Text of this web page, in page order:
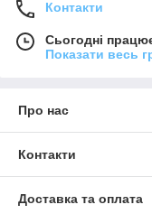
Контакти
Сьогодні
Показати весь
Про нас
Контакти
Доставка та оплата